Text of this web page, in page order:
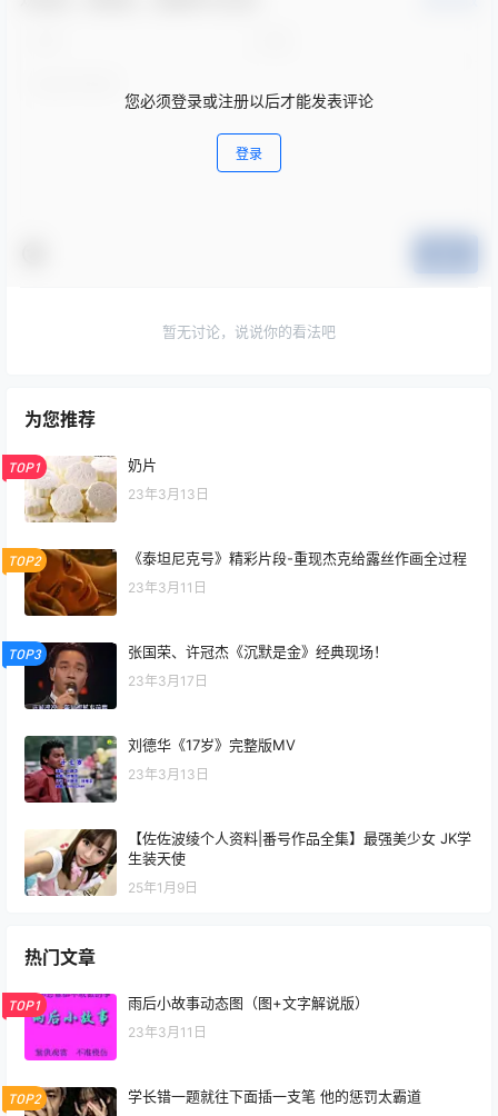
您必须登录或注册以后才能发表评论
登录
暂无讨论，说说你的看法吧
为您推荐
TOP1 奶片
23年3月13日
TOP2 《泰坦尼克号》精彩片段-重现杰克给露丝作画全过程
23年3月11日
TOP3 张国荣、许冠杰《沉默是金》经典现场！
23年3月17日
刘德华《17岁》完整版MV
23年3月13日
【佐佐波绫个人资料|番号作品全集】最强美少女 JK学
生装天使
25年1月9日
热门文章
TOP1 雨后小故事动态图（图+文字解说版）
23年3月11日
TOP2 学长错一题就往下面插一支笔 他的惩罚太霸道